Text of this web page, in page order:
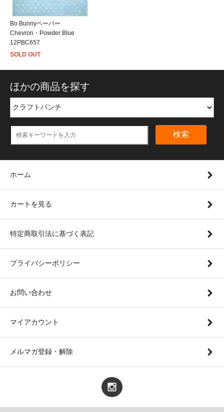
Bo Bunnyペーパー
Chevron・Powder Blue
12PBC657
SOLD OUT
ほかの商品を探す
検索
ホーム
カートを見る
特定商取引法に基づく表記
プライバシーポリシー
お問い合わせ
マイアカウント
メルマガ登録・解除